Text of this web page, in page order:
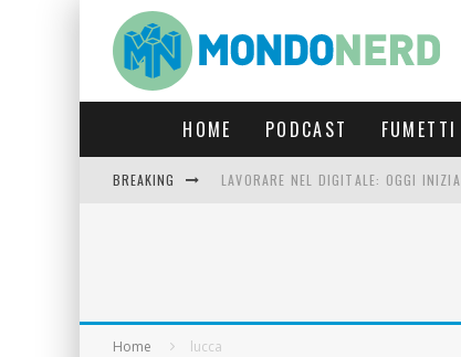
HOME PODCAST FUMETTI
BREAKING LAVORARE NEL DIGITALE: OGGI
Home lucca